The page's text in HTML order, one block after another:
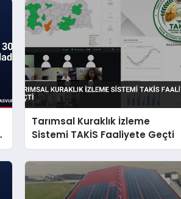
Tarımsal Kuraklık İzleme
Sistemi TAKİS Faaliyete Geçti